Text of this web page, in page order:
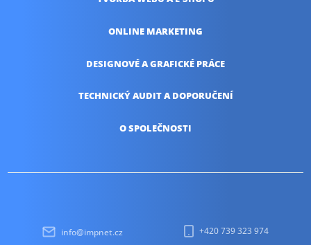
ONLINE MARKETING
DESIGNOVÉ AGRAFICKÉ PRÁCE
TECHNICKÝ AUDITA DOPORUČENÍ
O SPOLEČNOSTI
info@impnet.cz +420 739 323 974